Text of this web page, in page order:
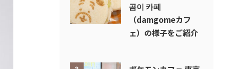
곰이 카페
（damgomeカフ
ェ）の様子をご紹介